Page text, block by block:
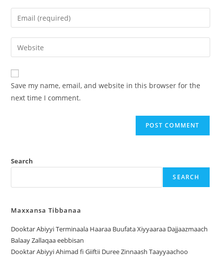
Save my name, email, and website in this browser for the
next time I comment.
Search
SEARCH
Maxxansa Tibbanaa
Dooktar Abiyyi Terminaala Haaraa Buufata Xiyyaaraa Dajjaazmaach
Balaay Zallaqaa eebbisan
Dooktar Abiyyi Ahimad fi Giiftii Duree Zinnaash Taayyaachoo